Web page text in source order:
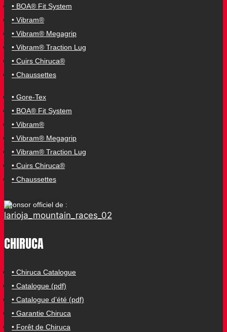
• BOA® Fit System
• Vibram®
• Vibram® Megagrip
• Vibram® Traction Lug
• Cuirs Chiruca®
• Chaussettes
• Gore-Tex
• BOA® Fit System
• Vibram®
• Vibram® Megagrip
• Vibram® Traction Lug
• Cuirs Chiruca®
• Chaussettes
Sponsor officiel de :
CHIRUCA
• Chiruca Catalogue
• Catalogue (pdf)
• Catalogue d’été (pdf)
• Garantie Chiruca
• Forêt de Chiruca